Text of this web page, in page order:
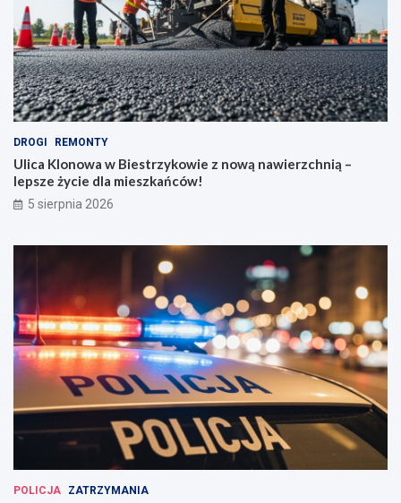
DROGI REMONTY
Ulica Klonowa w Biestrzykowie z nową nawierzchnią –
lepsze życie dla mieszkańców!
5 sierpnia 2026
POLICJA ZATRZYMANIA